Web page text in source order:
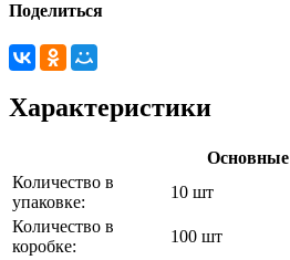
Поделиться
Характеристики
Основные
Количество в
упаковке:
10 шт
Количество в
коробке:
100 шт